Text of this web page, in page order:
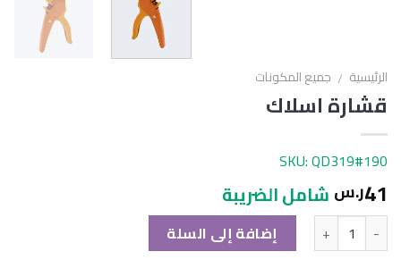
الرئيسية / جميع المكونات
قشارة اسلاك
SKU: QD319#190
41ر.س شامل الضريبة
الكمية إضافة إلى السلة